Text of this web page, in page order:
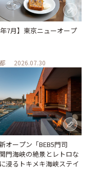
年7月】東京ニューオープ
2026.07.30
オープン「BEB5門司
門海峡の絶景とレトロな
浸るトキメキ海峡ステイ